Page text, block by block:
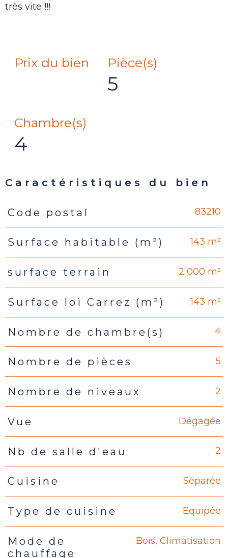
très vite !!!
Prix du bien Pièce(s)
5
Chambre(s)
4
Caractéristiques du bien
Caractéristiques
Code postal 83210
Surface habitable (m²) 143 m²
surface terrain 2 000 m²
Surface loi Carrez (m²) 143 m²
Nombre de chambre(s) 4
Nombre de pièces 5
Nombre de niveaux 2
Vue Dégagée
Nb de salle d'eau 2
Cuisine Séparée
Type de cuisine Equipée
Mode de
chauffage
Bois, Climatisation